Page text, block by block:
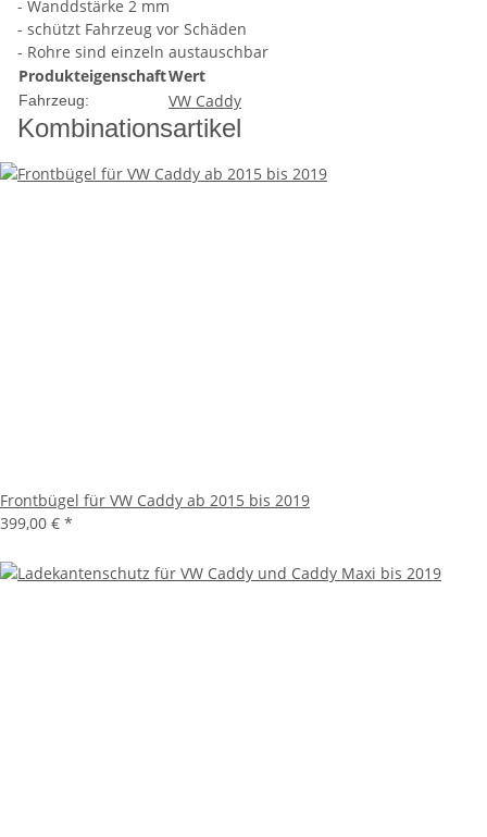
- Wanddstärke 2 mm
- schützt Fahrzeug vor Schäden
- Rohre sind einzeln austauschbar
ProdukteigenschaftWert
Fahrzeug: VW Caddy
Kombinationsartikel
Frontbügel für VW Caddy ab 2015 bis 2019
399,00 € *